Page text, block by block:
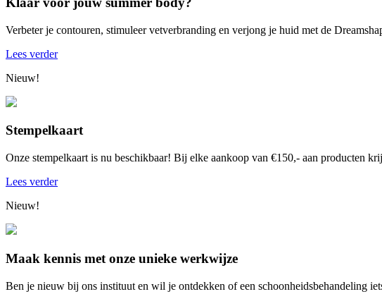
Verbeter je contouren, stimuleer vetverbranding en verjong je huid met de
Lees verder
Nieuw!
Stempelkaart
Onze stempelkaart is nu beschikbaar! Bij elke aankoop van €150,- aan producten
Lees verder
Nieuw!
Maak kennis met onze unieke werkwijze
Ben je nieuw bij ons instituut en wil je ontdekken of een schoonheidsbehandeling